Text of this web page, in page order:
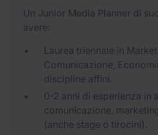
Un Junior Media Planner di
avere:
Laurea triennale in
Comunicazione,
discipline affini.
0-2 anni di esperienza in
comunicazione,
(anche stage o tirocini).